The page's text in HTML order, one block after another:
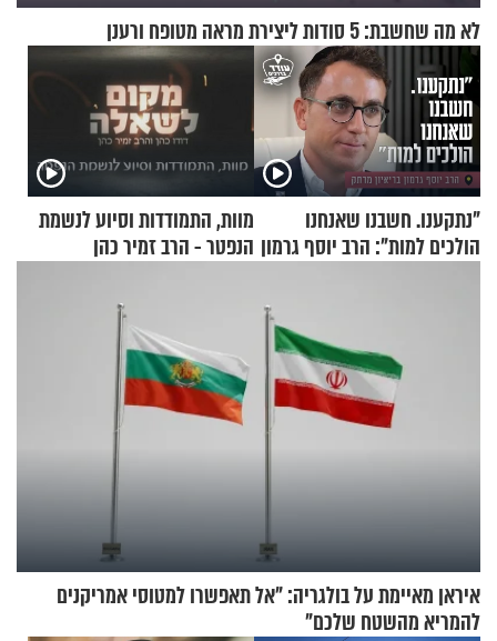
לא מה שחשבת: 5 סודות ליצירת מראה מטופח ורענן
"נתקענו. חשבנו שאנחנו
הולכים למות": הרב יוסף גרמון
מוות, התמודדות וסיוע לנשמת
הנפטר - הרב זמיר כהן
איראן מאיימת על בולגריה: "אל תאפשרו למטוסי אמריקנים
להמריא מהשטח שלכם"